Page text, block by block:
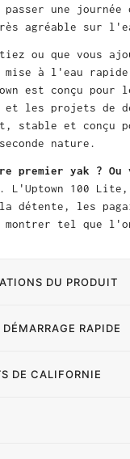
une journée
agréable sur
ou que vous
mise à l'eau
est conçu pour
et les projets de
stable et conçu
nature.
premier yak ? Ou
L'Uptown 100
détente, les
montrer tel que
DU PRODUIT
RAPIDE
DE CALIFORNIE